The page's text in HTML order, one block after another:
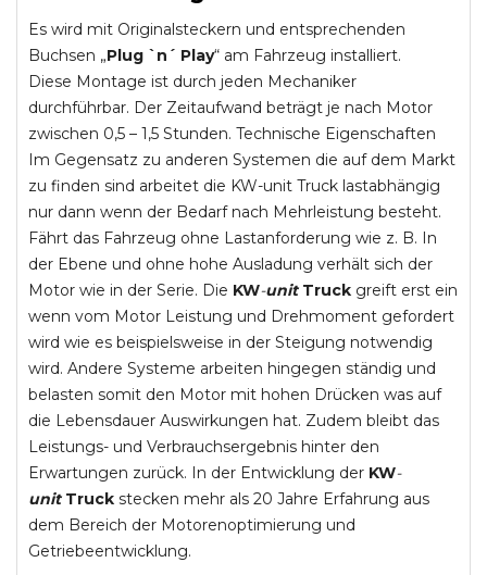
Es wird mit Originalsteckern und entsprechenden
Buchsen „Plug `n´ Play“ am Fahrzeug installiert.
Diese Montage ist durch jeden Mechaniker
durchführbar. Der Zeitaufwand beträgt je nach Motor
zwischen 0,5 – 1,5 Stunden. Technische Eigenschaften
Im Gegensatz zu anderen Systemen die auf dem Markt
zu finden sind arbeitet die KW-unit Truck lastabhängig
nur dann wenn der Bedarf nach Mehrleistung besteht.
Fährt das Fahrzeug ohne Lastanforderung wie z. B. In
der Ebene und ohne hohe Ausladung verhält sich der
Motor wie in der Serie. Die KW-unit Truck greift erst ein
wenn vom Motor Leistung und Drehmoment gefordert
wird wie es beispielsweise in der Steigung notwendig
wird. Andere Systeme arbeiten hingegen ständig und
belasten somit den Motor mit hohen Drücken was auf
die Lebensdauer Auswirkungen hat. Zudem bleibt das
Leistungs- und Verbrauchsergebnis hinter den
Erwartungen zurück. In der Entwicklung der KW-
unit Truck stecken mehr als 20 Jahre Erfahrung aus
dem Bereich der Motorenoptimierung und
Getriebeentwicklung.